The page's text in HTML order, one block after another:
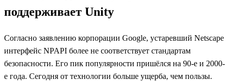
поддерживает Unity
Согласно заявлению корпорации Google, устаревший Netscape
интерфейс NPAPI более не соответствует стандартам
безопасности. Его пик популярности пришёлся на 90-е и 2000-
е года. Сегодня от технологии больше ущерба, чем пользы.